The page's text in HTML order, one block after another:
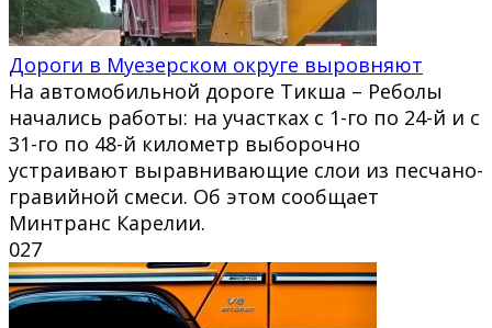
Дороги в Муезерском округе выровняют
На автомобильной дороге Тикша – Реболы
начались работы: на участках с 1-го по 24-й и с
31-го по 48-й километр выборочно
устраивают выравнивающие слои из песчано-
гравийной смеси. Об этом сообщает
Минтранс Карелии.
027